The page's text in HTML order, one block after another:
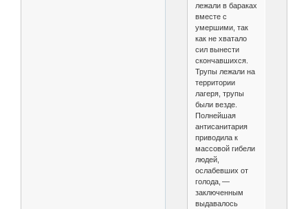
лежали в бараках
вместе с
умершими, так
как не хватало
сил вынести
скончавшихся.
Трупы лежали на
территории
лагеря, трупы
были везде.
Полнейшая
антисанитария
приводила к
массовой гибели
людей,
ослабевших от
голода, —
заключенным
выдавалось